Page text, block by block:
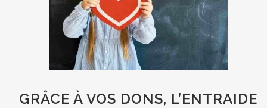
GRÂCE À VOS DONS, L’ENTRAIDE